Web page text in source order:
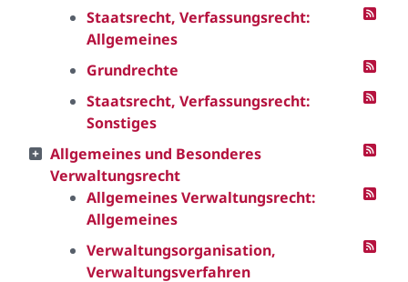
Staatsrecht, Verfassungsrecht:
Allgemeines
Grundrechte
Staatsrecht, Verfassungsrecht:
Sonstiges
Allgemeines und Besonderes
Verwaltungsrecht
Allgemeines Verwaltungsrecht:
Allgemeines
Verwaltungsorganisation,
Verwaltungsverfahren